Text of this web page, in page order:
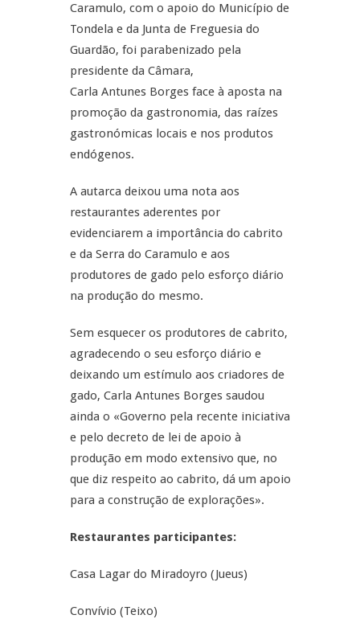
Caramulo, com o apoio do Município de
Tondela e da Junta de Freguesia do
Guardão, foi parabenizado pela
presidente da Câmara,
Carla Antunes Borges face à aposta na
promoção da gastronomia, das raízes
gastronómicas locais e nos produtos
endógenos.
A autarca deixou uma nota aos
restaurantes aderentes por
evidenciarem a importância do cabrito
e da Serra do Caramulo e aos
produtores de gado pelo esforço diário
na produção do mesmo.
Sem esquecer os produtores de cabrito,
agradecendo o seu esforço diário e
deixando um estímulo aos criadores de
gado, Carla Antunes Borges saudou
ainda o «Governo pela recente iniciativa
e pelo decreto de lei de apoio à
produção em modo extensivo que, no
que diz respeito ao cabrito, dá um apoio
para a construção de explorações».
Restaurantes participantes:
Casa Lagar do Miradoyro (Jueus)
Convívio (Teixo)